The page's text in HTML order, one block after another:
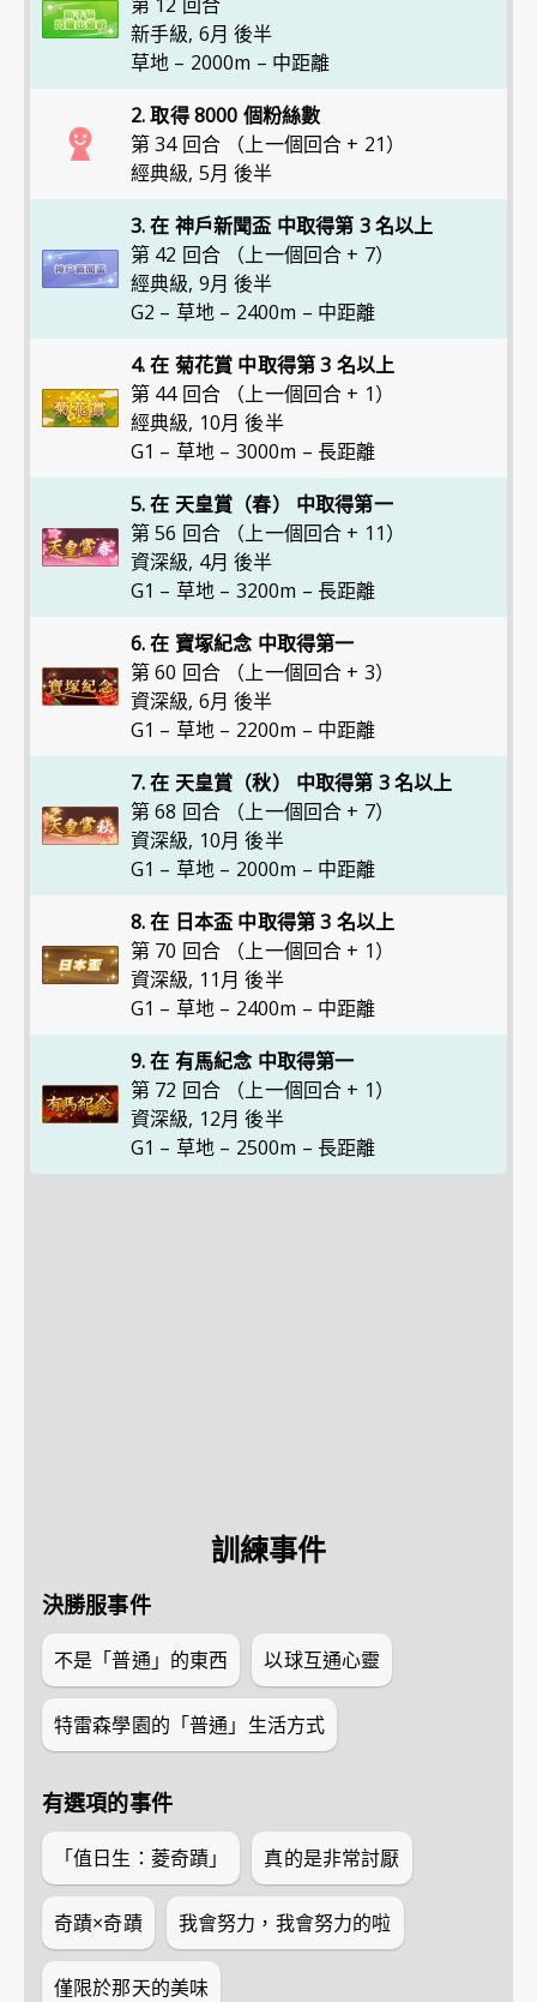
新手級, 6月 後半
草地 – 2000m – 中距離
2. 取得 8000 個粉絲數
第 34 回合 （上一個回合 + 21）
經典級, 5月 後半
3. 在 神戶新聞盃 中取得第 3 名以上
第 42 回合 （上一個回合 + 7）
經典級, 9月 後半
G2 – 草地 – 2400m – 中距離
4. 在 菊花賞 中取得第 3 名以上
第 44 回合 （上一個回合 + 1）
經典級, 10月 後半
G1 – 草地 – 3000m – 長距離
5. 在 天皇賞（春） 中取得第一
第 56 回合 （上一個回合 + 11）
資深級, 4月 後半
G1 – 草地 – 3200m – 長距離
6. 在 寶塚紀念 中取得第一
第 60 回合 （上一個回合 + 3）
資深級, 6月 後半
G1 – 草地 – 2200m – 中距離
7. 在 天皇賞（秋） 中取得第 3 名以上
第 68 回合 （上一個回合 + 7）
資深級, 10月 後半
G1 – 草地 – 2000m – 中距離
8. 在 日本盃 中取得第 3 名以上
第 70 回合 （上一個回合 + 1）
資深級, 11月 後半
G1 – 草地 – 2400m – 中距離
9. 在 有馬紀念 中取得第一
第 72 回合 （上一個回合 + 1）
資深級, 12月 後半
G1 – 草地 – 2500m – 長距離
訓練事件
決勝服事件
不是「普通」的東西 以球互通心靈
特雷森學園的「普通」生活方式
有選項的事件
「值日生：菱奇蹟」 真的是非常討厭
奇蹟×奇蹟 我會努力，我會努力的啦
僅限於那天的美味